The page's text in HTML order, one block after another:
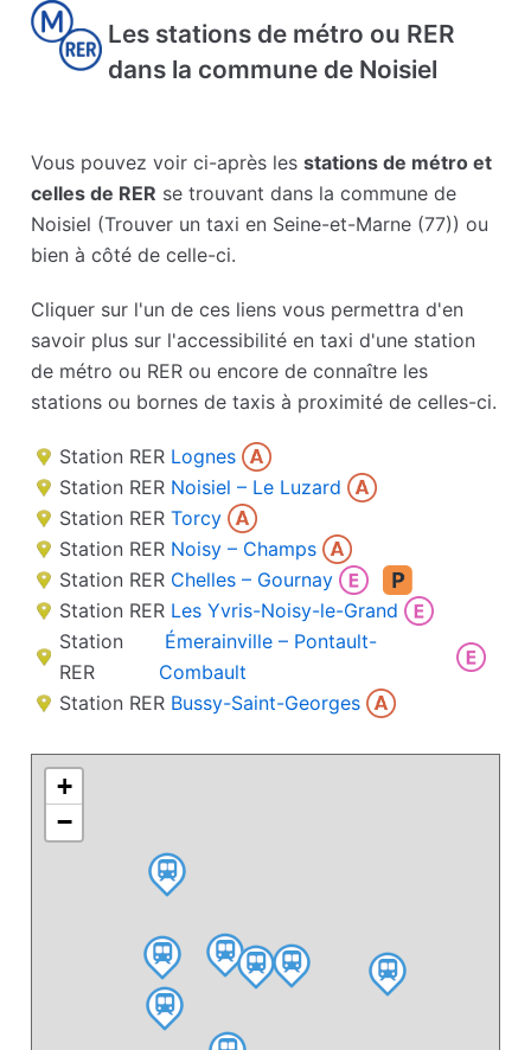
Les stations de métro ou RER
dans la commune de Noisiel
Vous pouvez voir ci-après lesstations de métro et
celles de RER se trouvant dans la commune de
Noisiel (Trouver un taxi en Seine-et-Marne (77)) ou
bien à côté de celle-ci.
Cliquer sur l'un de ces liens vous permettra d'en
savoir plus sur l'accessibilité en taxi d'une station
de métro ou RER ou encore de connaître les
stations ou bornes de taxis à proximité de celles-ci.
Station RER Lognes
Station RER Noisiel – Le Luzard
Station RER Torcy
Station RER Noisy – Champs
Station RER Chelles – Gournay
Station RER Les Yvris-Noisy-le-Grand
Station
RER
Émerainville – Pontault-
Combault
Station RER Bussy-Saint-Georges
+
−